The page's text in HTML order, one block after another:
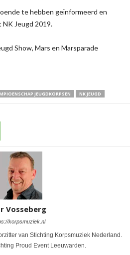
te hebben geïnformeerd en
Jeugd 2019.
Show, Mars en Marsparade
JEUGDKORPSEN NK JEUGD
Vosseberg
korpsmuziek.nl
van Stichting Korpsmuziek Nederland.
Proud Event Leeuwarden.